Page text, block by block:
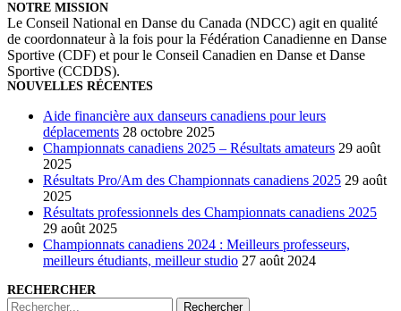
NOTRE MISSION
Le Conseil National en Danse du Canada (NDCC) agit en qualité
de coordonnateur à la fois pour la Fédération Canadienne en Danse
Sportive (CDF) et pour le Conseil Canadien en Danse et Danse
Sportive (CCDDS).
NOUVELLES RÉCENTES
Aide financière aux danseurs canadiens pour leurs
déplacements 28 octobre 2025
Championnats canadiens 2025 – Résultats amateurs 29 août
2025
Résultats Pro/Am des Championnats canadiens 2025 29 août
2025
Résultats professionnels des Championnats canadiens 2025
29 août 2025
Championnats canadiens 2024 : Meilleurs professeurs,
meilleurs étudiants, meilleur studio 27 août 2024
RECHERCHER
Rechercher